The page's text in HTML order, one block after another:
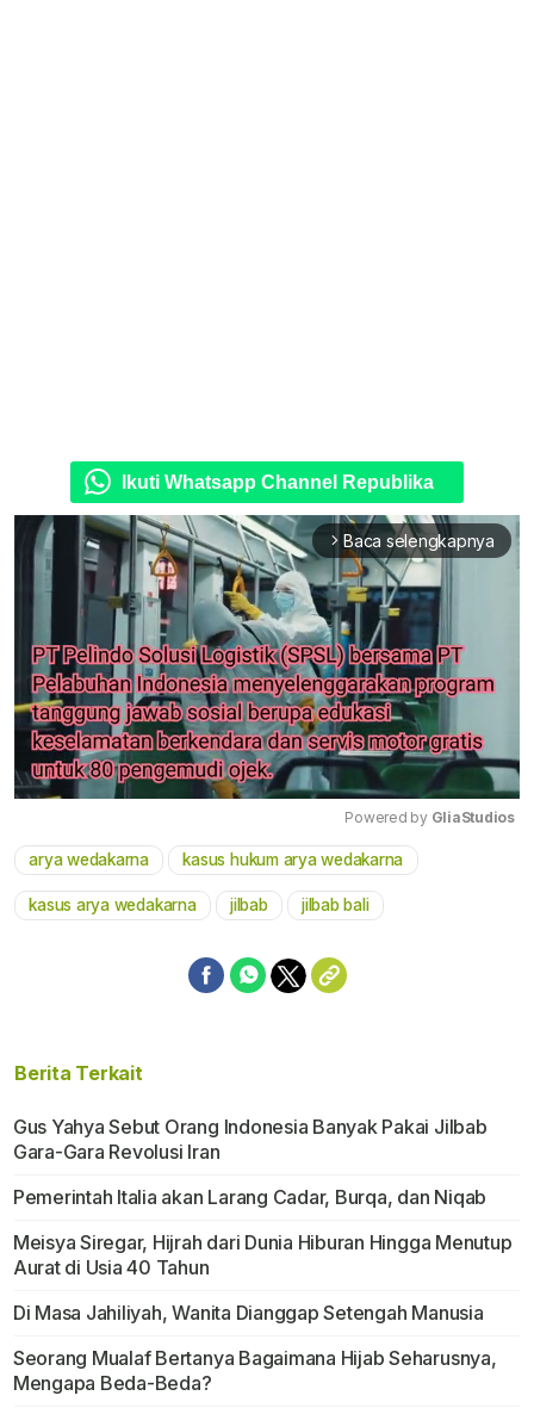
Ikuti Whatsapp Channel Republika
arrow_forward_ios Baca selengkapnya
Powered by GliaStudios
arya wedakarna kasus hukum arya wedakarna
kasus arya wedakarna jilbab jilbab bali
Berita Terkait
Gus Yahya Sebut Orang Indonesia Banyak Pakai Jilbab
Gara-Gara Revolusi Iran
Pemerintah Italia akan Larang Cadar, Burqa, dan Niqab
Meisya Siregar, Hijrah dari Dunia Hiburan Hingga Menutup
Aurat di Usia 40 Tahun
Di Masa Jahiliyah, Wanita Dianggap Setengah Manusia
Seorang Mualaf Bertanya Bagaimana Hijab Seharusnya,
Mengapa Beda-Beda?